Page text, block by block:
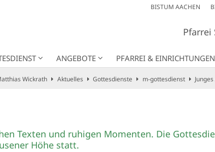
BISTUM AACHEN
Pfarrei
ANGEBOTE PFARREI & EINRICHTUNGEN
Wickrath Aktuelles Gottesdienste m-gottesdienst
Texten und ruhigen Momenten. Die
Höhe statt.